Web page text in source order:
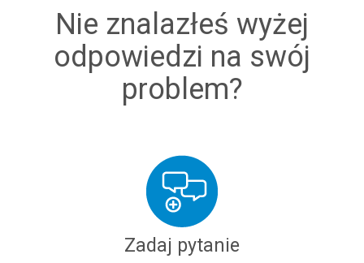
Nie znalazłeś wyżej
odpowiedzi na swój
problem?
Zadaj pytanie